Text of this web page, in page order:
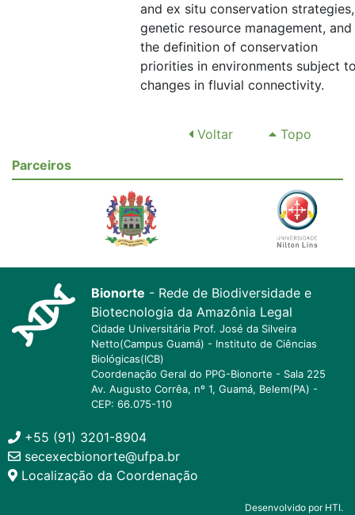
and ex situ conservation strategies,
genetic resource management, and
the definition of conservation
priorities in environments subject
changes in fluvial connectivity.
Voltar
Topo
Parceiros
Bionorte - Rede de Biodiversidade e
Biotecnologia da Amazônia Legal
Cidade Universitária Prof. José da Silveira
Netto(Campus Guamá) - Instituto de Ciências
Biológicas(ICB)
Coordenação Geral do PPG-Bionorte - Sala 225
Av. Augusto Corrêa, nº 1, Guamá, Belem(PA) -
CEP: 66.075-110
+55 (91) 3201-8904
secexecbionorte@ufpa.br
Localização da Coordenação
Desenvolvido por HTI.